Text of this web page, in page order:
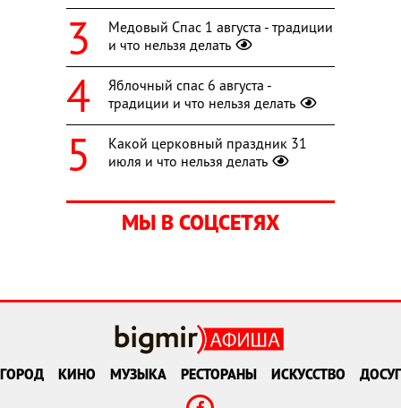
Медовый Спас 1 августа - традиции
и что нельзя делать
Яблочный спас 6 августа -
традиции и что нельзя делать
Какой церковный праздник 31
июля и что нельзя делать
МЫ В СОЦСЕТЯХ
ГОРОД КИНО МУЗЫКА РЕСТОРАНЫ ИСКУССТВО ДОСУГ